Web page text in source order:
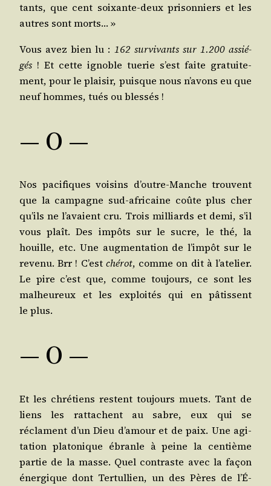
tants, que cent soixante-deux pri­son­niers et les
autres sont morts… »
Vous avez bien lu : 162 sur­vi­vants sur 1.200 assié­
gés ! Et cette ignoble tue­rie s’est faite gra­tui­te­
ment, pour le plai­sir, puisque nous n’a­vons eu que
neuf hommes, tués ou blessés !
― O ―
Nos paci­fiques voi­sins d’outre-Manche trouvent
que la cam­pagne sud-afri­caine coûte plus cher
qu’ils ne l’a­vaient cru. Trois mil­liards et demi, s’il
vous plaît. Des impôts sur le sucre, le thé, la
houille, etc. Une aug­men­ta­tion de l’im­pôt sur le
reve­nu. Brr ! C’est ché­rot, comme on dit à l’a­te­lier.
Le pire c’est que, comme tou­jours, ce sont les
mal­heu­reux et les exploi­tés qui en pâtissent
le plus.
― O ―
Et les chré­tiens res­tent tou­jours muets. Tant de
liens les rat­tachent au sabre, eux qui se
réclament d’un Dieu d’a­mour et de paix. Une agi­
ta­tion pla­to­nique ébranle à peine la cen­tième
par­tie de la masse. Quel contraste avec la façon
éner­gique dont Ter­tul­lien, un des Pères de l’É­